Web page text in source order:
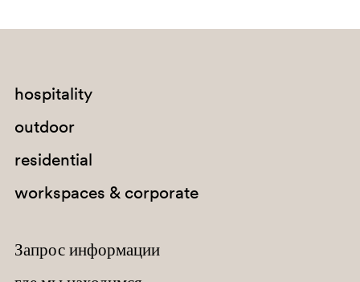
hospitality
outdoor
residential
workspaces & corporate
Запрос информации